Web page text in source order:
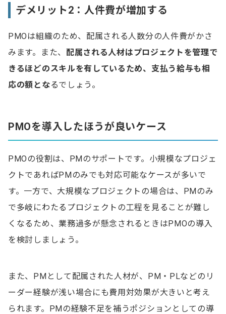
デメリット2：人件費が増加する
PMOは組織のため、配属される人数分の人件費がかさ
みます。また、 配属される人材はプロジェクトを管理で
きるほどのスキルを有しているため、支払う給与も相
応の額となるでしょう。
PMOを導入したほうが良いケース
PMOの役割は、PMのサポートです。小規模なプロジェ
クトであればPMのみでも対応可能なケースが多いで
す。一方で、大規模なプロジェクトの場合は、PMのみ
で多岐にわたるプロジェクトの工程を見ることが難し
くなるため、業務過多が懸念されるときはPMOの導入
を検討しましょう。
また、PMとして配属された人材が、PM・PLなどのリ
ーダー経験が浅い場合にも費用対効果が大きいと考え
られます。PMの経験不足を補うポジションとしての導